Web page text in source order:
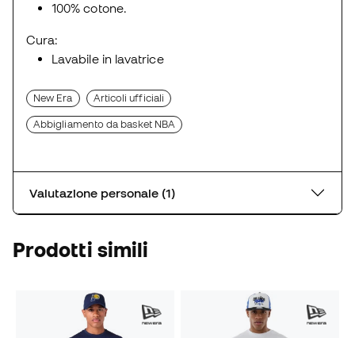
100% cotone.
Cura:
Lavabile in lavatrice
New Era Articoli ufficiali
Abbigliamento da basket NBA
Valutazione personale (1)
Prodotti simili